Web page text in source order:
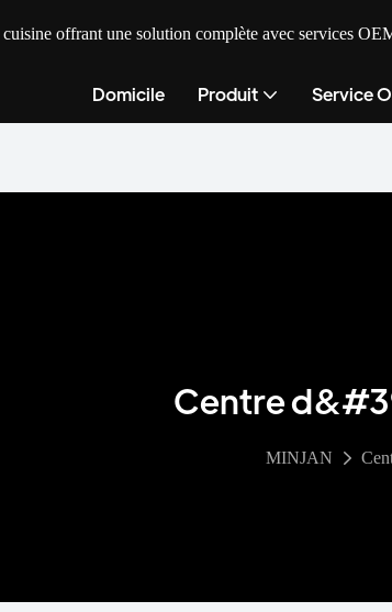
offrant une solution complète avec services
Domicile Produit Service
Centre
MINJAN